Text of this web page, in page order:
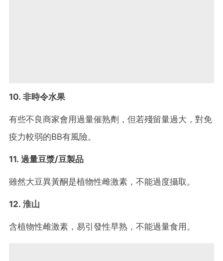
10. 非時令水果
有些不良商家會用過量催熟劑，但若殘留量過大，對免
疫力較弱的BB有風險。
11. 過量豆漿/豆製品
雖然大豆異黃酮是植物性雌激素，不能過度攝取。
12. 淮山
含植物性雌激素，易引發性早熟，不能過量食用。